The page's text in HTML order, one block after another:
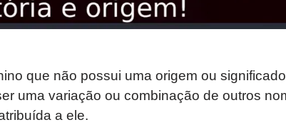
que não possui uma origem ou significado
uma variação ou combinação de outros
a ele.